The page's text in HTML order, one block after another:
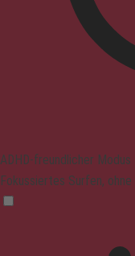
ADHD-freundlicher Modus
Fokussiertes Surfen, ohne